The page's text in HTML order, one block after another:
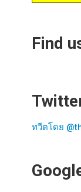
Find
ทวีตโดย